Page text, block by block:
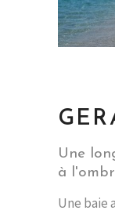
Une
à
Une baie